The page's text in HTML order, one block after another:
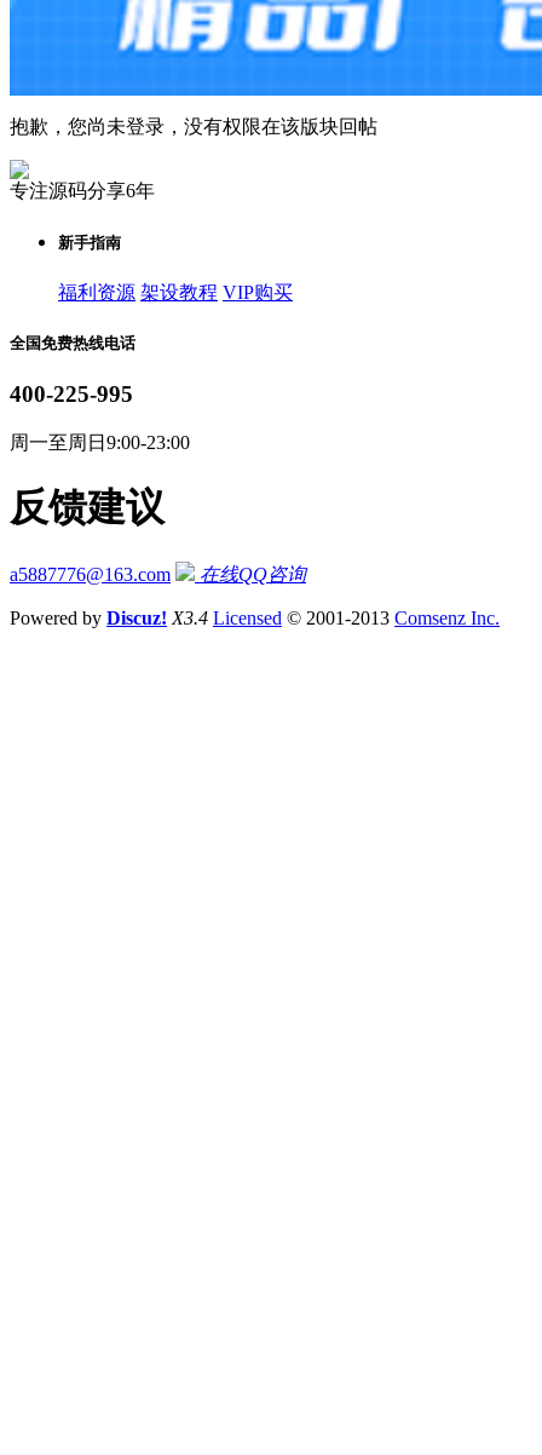
抱歉，您尚未登录，没有权限在该版块回帖
专注源码分享6年
新手指南
福利资源 架设教程 VIP购买
全国免费热线电话
400-225-995
周一至周日9:00-23:00
反馈建议
a5887776@163.com 在线QQ咨询
Powered by Discuz! X3.4 Licensed © 2001-2013 Comsenz Inc.